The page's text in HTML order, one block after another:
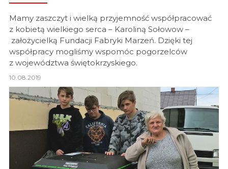
Mamy zaszczyt i wielką przyjemność współpracować
z kobietą wielkiego serca – Karoliną Sołowow –
założycielką Fundacji Fabryki Marzeń. Dzięki tej
współpracy mogliśmy wspomóc pogorzelców
z województwa świętokrzyskiego.
10.08.2019